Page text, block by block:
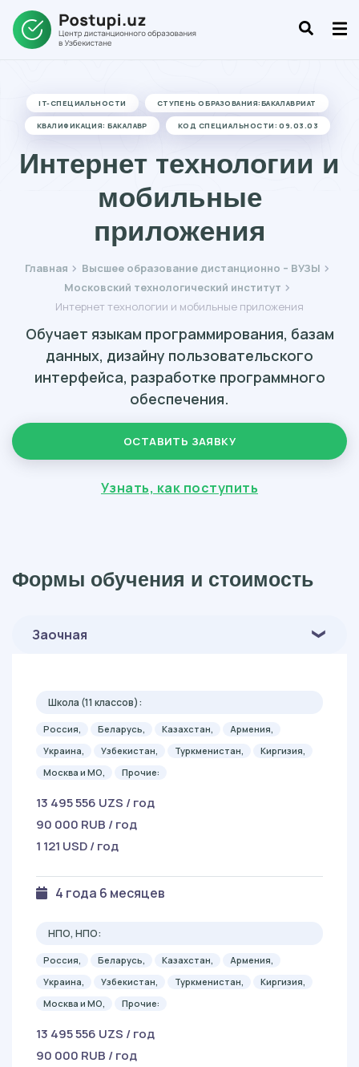
IT-СПЕЦИАЛЬНОСТИ СТУПЕНЬ ОБРАЗОВАНИЯ:БАКАЛАВРИАТ
КВАЛИФИКАЦИЯ: БАКАЛАВР КОД СПЕЦИАЛЬНОСТИ: 09.03.03
Интернет технологии и
мобильные
приложения
Главная
Высшее образование дистанционно – ВУЗЫ
Московский технологический институт
Интернет технологии и мобильные приложения
Обучает языкам программирования, базам
данных, дизайну пользовательского
интерфейса, разработке программного
обеспечения.
ОСТАВИТЬ ЗАЯВКУ
Узнать, как поступить
Формы обучения и стоимость
Заочная
Школа (11 классов):
Россия, Беларусь, Казахстан,
Армения,
Украина,
Узбекистан, Туркменистан,
Киргизия,
Москва и МО,
Прочие:
13 495 556 UZS / год
90 000 RUB / год
1 121 USD / год
4 года 6 месяцев
НПО, НПО:
Россия, Беларусь, Казахстан,
Армения,
Украина,
Узбекистан, Туркменистан,
Киргизия,
Москва и МО,
Прочие:
13 495 556 UZS / год
90 000 RUB / год